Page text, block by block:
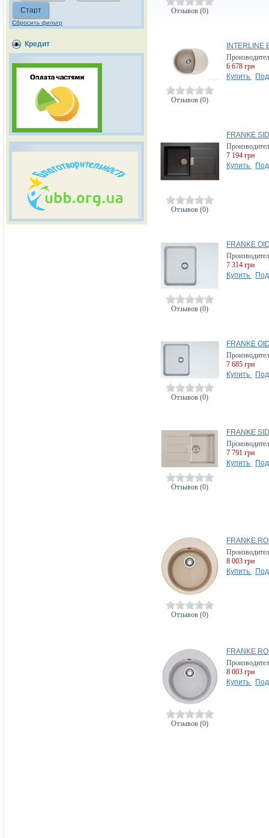
Сбросить фильтр
Кредит
Отзывов (0)
Отзывов (0)
INTERLINE
6 678 грн
Купить
Отзывов (0)
FRANKE
7 194 грн
Купить
Отзывов (0)
FRANKE
7 314 грн
Купить
Отзывов (0)
FRANKE
7 685 грн
Купить
Отзывов (0)
FRANKE
7 791 грн
Купить
Отзывов (0)
FRANKE
8 003 грн
Купить
Отзывов (0)
FRANKE
8 003 грн
Купить